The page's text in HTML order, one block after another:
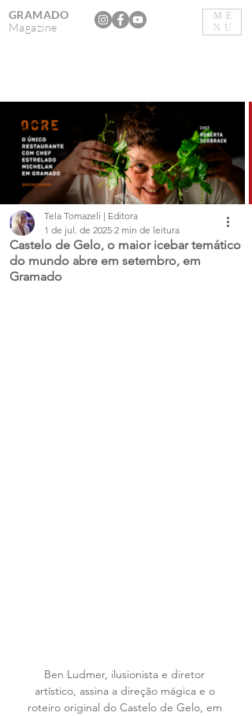
ME
NU
GRAMADO
Magazine
Castelo de Gelo, o maior icebar temático
do mundo abre em setembro, em
Gramado
Tela Tomazeli | Editora
1 de jul. de 2025 2 min de leitura
Ben Ludmer, ilusionista e diretor
artístico, assina a direção mágica e o
roteiro original do Castelo de Gelo, em